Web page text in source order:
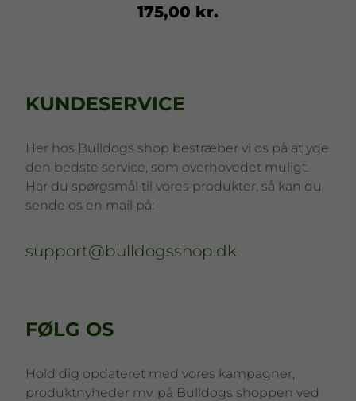
175,00 kr.
KUNDESERVICE
Her hos Bulldogs shop bestræber vi os på at yde
den bedste service, som overhovedet muligt.
Har du spørgsmål til vores produkter, så kan du
sende os en mail på:
support@bulldogsshop.dk
FØLG OS
Hold dig opdateret med vores kampagner,
produktnyheder mv. på Bulldogs shoppen ved